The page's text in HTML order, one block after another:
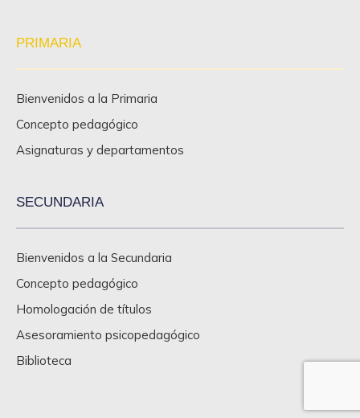
PRIMARIA
Bienvenidos a la Primaria
Concepto pedagógico
Asignaturas y departamentos
SECUNDARIA
Bienvenidos a la Secundaria
Concepto pedagógico
Homologación de títulos
Asesoramiento psicopedagógico
Biblioteca